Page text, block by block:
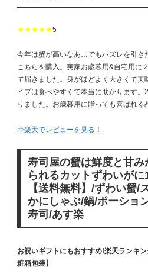
★★★★★5
今年は蟹が高いなあ…でもハズレを引き
こちらを購入。実家お歳暮用&自宅用に
て届きました。身がほどよく大きくて美
イプは食べやすくて本当に助かります
りました。お歳暮用に贈っても喜ばれる
⇒楽天でレビューを見る！
寿司屋の蟹は鮮度と甘
られるカットずわいが
【送料無料】/ずわい蟹/
かにしゃぶ/鍋/ポーショ
寿司/あす楽
お祝いギフトにもおすすめ!楽天ランキ
粧箱包装】